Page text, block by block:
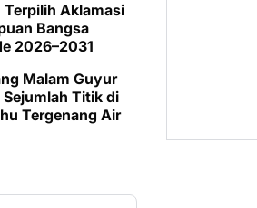
Terpilih Aklamasi
Bangsa
2026–2031
Malam Guyur
Titik di
Tergenang Air